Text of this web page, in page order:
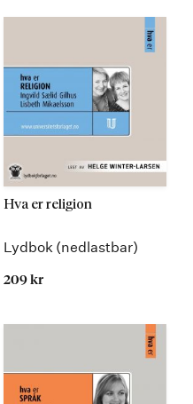
Hva er religion
Lydbok (nedlastbar)
209 kr